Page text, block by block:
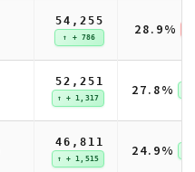
54,255
↑ + 786 28.9%
52,251
↑ + 1,317 27.8%
46,811
↑ + 1,515 24.9%